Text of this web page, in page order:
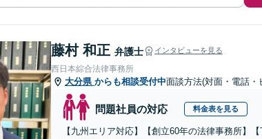
藤村 和正 弁護士 インタビューを見る
西日本綜合法律事務所
大分県 からも相談受付中面談方法(対面・電話・
問題社員の対応 料金表を見る
【九州エリア対応】【創立60年の法律事務所】